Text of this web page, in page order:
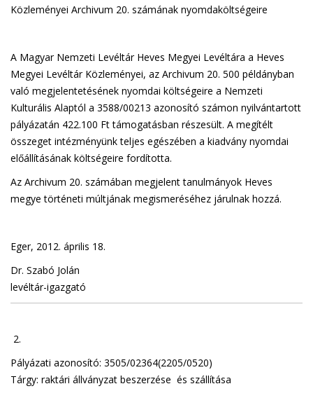
Közleményei Archivum 20. számának nyomdaköltségeire
A Magyar Nemzeti Levéltár Heves Megyei Levéltára a Heves
Megyei Levéltár Közleményei, az Archivum 20. 500 példányban
való megjelentetésének nyomdai költségeire a Nemzeti
Kulturális Alaptól a 3588/00213 azonosító számon nyilvántartott
pályázatán 422.100 Ft támogatásban részesült. A megítélt
összeget intézményünk teljes egészében a kiadvány nyomdai
előállításának költségeire fordította.
Az Archivum 20. számában megjelent tanulmányok Heves
megye történeti múltjának megismeréséhez járulnak hozzá.
Eger, 2012. április 18.
Dr. Szabó Jolán
levéltár-igazgató
2.
Pályázati azonosító: 3505/02364(2205/0520)
Tárgy: raktári állványzat beszerzése és szállítása